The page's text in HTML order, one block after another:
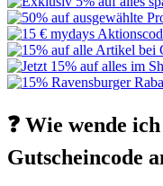
❓ Wie wende
Gutscheincode